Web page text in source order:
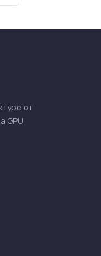
от
GPU